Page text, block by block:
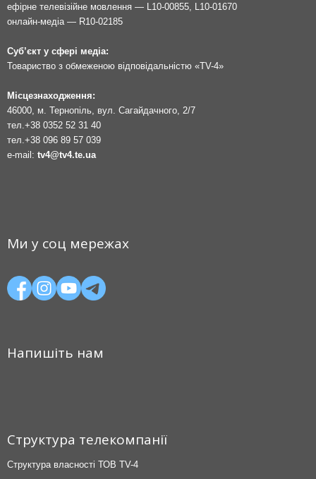
ефірне телевізійне мовлення — L10-00855, L10-01670
онлайн-медіа — R10-02185
Суб’єкт у сфері медіа:
Товариство з обмеженою відповідальністю «TV-4»
Місцезнаходження:
46000, м. Тернопіль, вул. Сагайдачного, 2/7
тел. +38 0352 52 31 40
тел. +38 096 89 57 039
e-mail: tv4@tv4.te.ua
Ми у соц мережах
Напишіть нам
Структура телекомпанії
Структура власності ТОВ TV-4